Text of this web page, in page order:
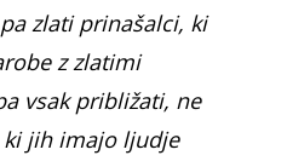
zlati prinašalci, ki
z zlatimi
vsak približati, ne
jih imajo ljudje